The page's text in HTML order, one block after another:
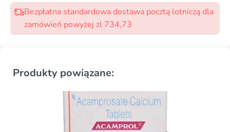
Bezpłatna standardowa dostawa pocztą lotniczą dla
zamówień powyżej zl 734,73
Produkty powiązane: